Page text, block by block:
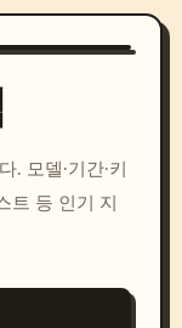
. 모델·기간·키
트 등 인기 지